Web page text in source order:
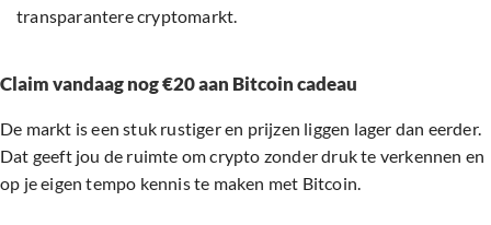
transparantere cryptomarkt.
Claim vandaag nog €20 aan Bitcoin cadeau
De markt is een stuk rustiger en prijzen liggen lager dan eerder.
Dat geeft jou de ruimte om crypto zonder druk te verkennen en
op je eigen tempo kennis te maken met Bitcoin.